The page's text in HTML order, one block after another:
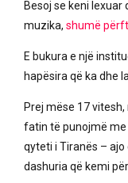
Besoj se keni lexuar
muzika, shumë
E bukura e një
hapësira që ka dhe
Prej mëse 17
fatin të punojmë
qyteti i Tiranës –
dashuria që kemi